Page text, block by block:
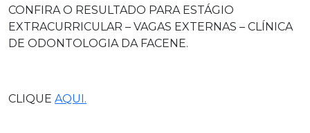
CONFIRA O RESULTADO PARA ESTÁGIO
EXTRACURRICULAR – VAGAS EXTERNAS – CLÍNICA
DE ODONTOLOGIA DA FACENE.
CLIQUE AQUI.